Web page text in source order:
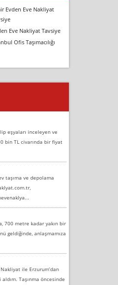
Evden Eve Nakliyat
Eve Nakliyat Tavsiye
Ofis Taşımacılığı
eşyaları inceleyen ve
bin TL civarında bir fiyat
taşıma ve depolama
700 metre kadar yakın bir
geldiğinde, anlaşmamıza
ile Erzurum’dan
Taşınma öncesinde